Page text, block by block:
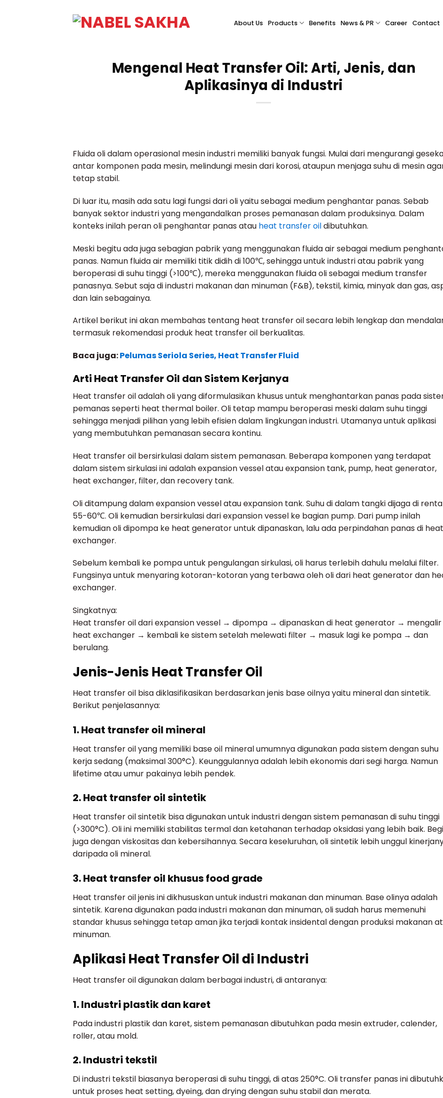
About Us Products Benefits News & PR Career Contact
Mengenal Heat Transfer Oil: Arti, Jenis, dan
Aplikasinya di Industri
Fluida oli dalam operasional mesin industri memiliki banyak fungsi. Mulai dari mengurangi
antar komponen pada mesin, melindungi mesin dari korosi, ataupun menjaga suhu di mesin
tetap stabil.
Di luar itu, masih ada satu lagi fungsi dari oli yaitu sebagai medium penghantar panas. Sebab
banyak sektor industri yang mengandalkan proses pemanasan dalam produksinya. Dalam
konteks inilah peran oli penghantar panas atau heat transfer oildibutuhkan.
Meski begitu ada juga sebagian pabrik yang menggunakan fluida air sebagai medium
panas. Namun fluida air memiliki titik didih di 100℃, sehingga untuk industri atau pabrik yang
beroperasi di suhu tinggi (>100℃), mereka menggunakan fluida oli sebagai medium transfer
panasnya. Sebut saja di industri makanan dan minuman (F&B), tekstil, kimia, minyak dan gas,
dan lain sebagainya.
Artikel berikut ini akan membahas tentang heat transfer oil secara lebih lengkap dan
termasuk rekomendasi produk heat transfer oil berkualitas.
Baca juga:Pelumas Seriola Series, Heat Transfer Fluid
Arti Heat Transfer Oil dan Sistem Kerjanya
Heat transfer oil adalah oli yang diformulasikan khusus untuk menghantarkan panas pada
pemanas seperti heat thermal boiler. Oli tetap mampu beroperasi meski dalam suhu tinggi
sehingga menjadi pilihan yang lebih efisien dalam lingkungan industri. Utamanya untuk aplikasi
yang membutuhkan pemanasan secara kontinu.
Heat transfer oil bersirkulasi dalam sistem pemanasan. Beberapa komponen yang terdapat
dalam sistem sirkulasi ini adalah expansion vessel atau expansion tank, pump, heat generator,
heat exchanger, filter, dan recovery tank.
Oli ditampung dalam expansion vessel atau expansion tank. Suhu di dalam tangki dijaga di
55-60℃. Oli kemudian bersirkulasi dari expansion vessel ke bagian pump. Dari pump inilah
kemudian oli dipompa ke heat generator untuk dipanaskan, lalu ada perpindahan panas di heat
exchanger.
Sebelum kembali ke pompa untuk pengulangan sirkulasi, oli harus terlebih dahulu melalui filter.
Fungsinya untuk menyaring kotoran-kotoran yang terbawa oleh oli dari heat generator dan
exchanger.
Singkatnya:
Heat transfer oil dari expansion vessel → dipompa → dipanaskan di heat generator → mengalir
heat exchanger → kembali ke sistem setelah melewati filter → masuk lagi ke pompa → dan
berulang.
Jenis-Jenis Heat Transfer Oil
Heat transfer oil bisa diklasifikasikan berdasarkan jenis base oilnya yaitu mineral dan sintetik.
Berikut penjelasannya:
1. Heat transfer oil mineral
Heat transfer oil yang memiliki base oil mineral umumnya digunakan pada sistem dengan suhu
kerja sedang (maksimal 300°C). Keunggulannya adalah lebih ekonomis dari segi harga. Namun
lifetime atau umur pakainya lebih pendek.
2. Heat transfer oil sintetik
Heat transfer oil sintetik bisa digunakan untuk industri dengan sistem pemanasan di suhu tinggi
(>300°C). Oli ini memiliki stabilitas termal dan ketahanan terhadap oksidasi yang lebih baik.
juga dengan viskositas dan kebersihannya. Secara keseluruhan, oli sintetik lebih unggul
daripada oli mineral.
3. Heat transfer oil khusus food grade
Heat transfer oil jenis ini dikhususkan untuk industri makanan dan minuman. Base olinya adalah
sintetik. Karena digunakan pada industri makanan dan minuman, oli sudah harus memenuhi
standar khusus sehingga tetap aman jika terjadi kontak insidental dengan produksi makanan
minuman.
Aplikasi Heat Transfer Oil di Industri
Heat transfer oil digunakan dalam berbagai industri, di antaranya:
1. Industri plastik dan karet
Pada industri plastik dan karet, sistem pemanasan dibutuhkan pada mesin extruder, calender,
roller, atau mold.
2. Industri tekstil
Di industri tekstil biasanya beroperasi di suhu tinggi, di atas 250°C. Oli transfer panas ini
untuk proses heat setting, dyeing, dan drying dengan suhu stabil dan merata.